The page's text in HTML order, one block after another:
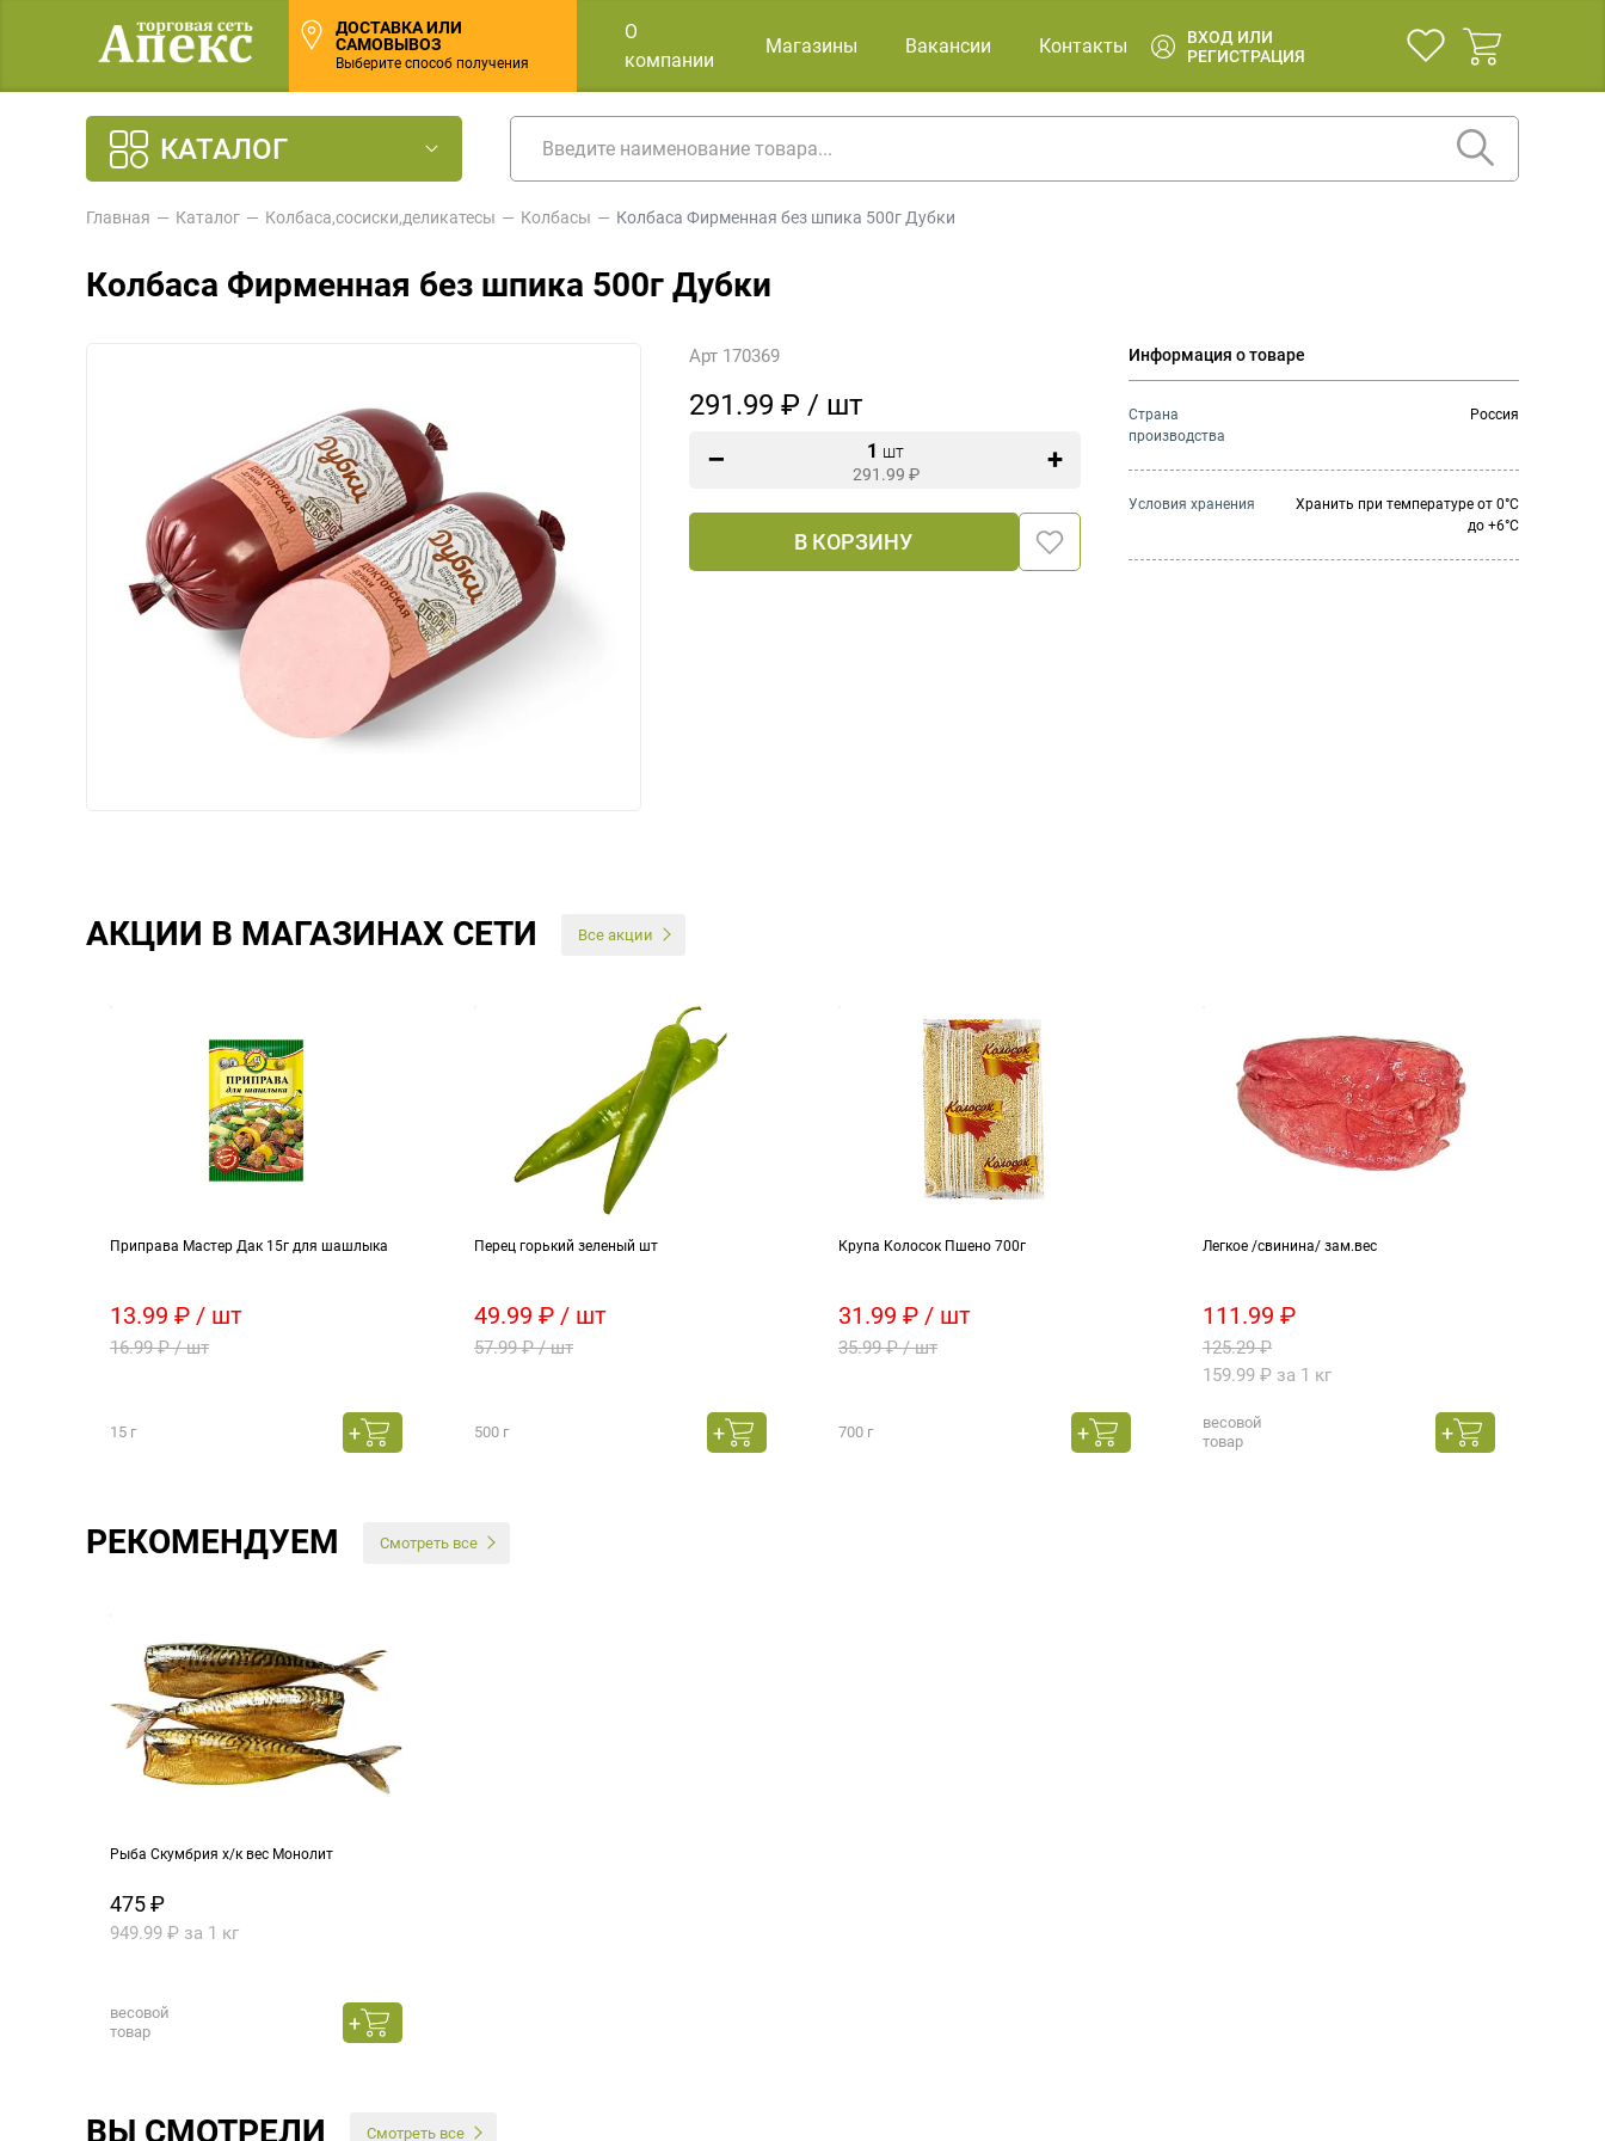
ДОСТАВКА ИЛИ
САМОВЫВОЗ
Выберите способ получения
О
компании
Магазины Вакансии Контакты
ВХОД ИЛИ
РЕГИСТРАЦИЯ
КАТАЛОГ
Главная Каталог Колбаса,сосиски,деликатесы Колбасы Колбаса Фирменная без шпика 500г Дубки
Колбаса Фирменная без шпика 500г Дубки
Арт 170369
291.99 ₽ / шт
1 шт
291.99 ₽
В КОРЗИНУ
Информация о товаре
Страна
производства
Россия
Условия хранения
Хранить при температуре от 0°С
до +6°С
АКЦИИ В МАГАЗИНАХ СЕТИ Все акции
Приправа Мастер Дак 15г для шашлыка
13.99 ₽ / шт
16.99 ₽ / шт
15 г
Перец горький зеленый шт
49.99 ₽ / шт
57.99 ₽ / шт
500 г
Крупа Колосок Пшено 700г
31.99 ₽ / шт
35.99 ₽ / шт
700 г
Легкое /свинина/ зам.вес
111.99 ₽
125.29 ₽
159.99 ₽ за 1 кг
весовой
товар
РЕКОМЕНДУЕМ Смотреть все
Рыба Скумбрия х/к вес Монолит
475 ₽
949.99 ₽ за 1 кг
весовой
товар
ВЫ СМОТРЕЛИ Смотреть все